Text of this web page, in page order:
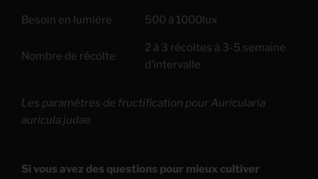
Besoin en lumière 500 à 1000lux
Nombre de récolte
2 à 3 récoltes à 3-5 semaine
d’intervalle
Les paramètres de fructification pour Auricularia
auricula judae
Si vous avez des questions pour mieux cultiver